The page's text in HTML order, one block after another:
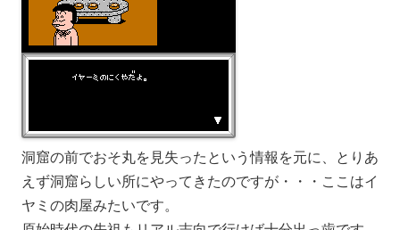
洞窟の前でおそ丸を見失ったという情報を元に、とりあ
えず洞窟らしい所にやってきたのですが・・・ここはイ
ヤミの肉屋みたいです。